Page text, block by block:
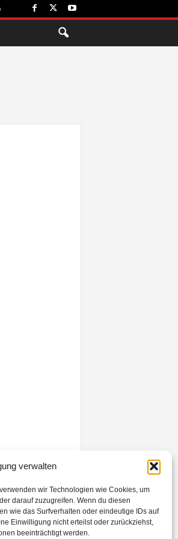
verwalten
wir Technologien wie Cookies, um
darauf zuzugreifen. Wenn du diesen
wie das Surfverhalten oder eindeutige IDs auf
Einwilligung nicht erteilst oder zurückziehst,
beeinträchtigt werden.